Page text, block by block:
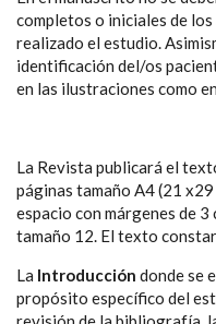
completos o iniciales de
realizado el estudio.
identificación del/os
en las ilustraciones como
La Revista publicará el
páginas tamaño A4 (21
espacio con márgenes de 3
tamaño 12. El texto
La Introducción donde se
propósito específico del